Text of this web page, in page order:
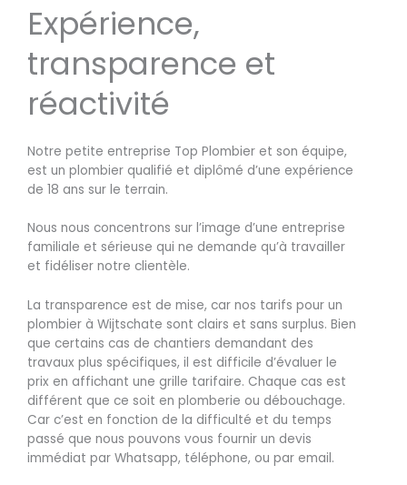
Expérience,
transparence et
réactivité
Notre petite entreprise Top Plombier et son équipe,
est un plombier qualifié et diplômé d’une expérience
de 18 ans sur le terrain.
Nous nous concentrons sur l’image d’une entreprise
familiale et sérieuse qui ne demande qu’à travailler
et fidéliser notre clientèle.
La transparence est de mise, car nos tarifs pour un
plombier à Wijtschate sont clairs et sans surplus. Bien
que certains cas de chantiers demandant des
travaux plus spécifiques, il est difficile d’évaluer le
prix en affichant une grille tarifaire. Chaque cas est
différent que ce soit en plomberie ou débouchage.
Car c’est en fonction de la difficulté et du temps
passé que nous pouvons vous fournir un devis
immédiat par Whatsapp, téléphone, ou par email.